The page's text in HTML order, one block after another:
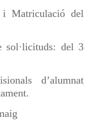
i Matriculació del
sol·licituds: del 3
d’alumnat